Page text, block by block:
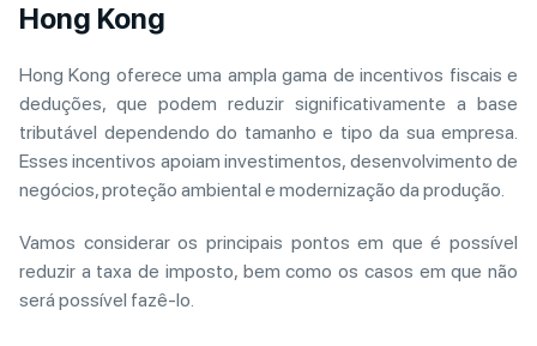
Hong Kong
Hong Kong oferece uma ampla gama de incentivos fiscais e
deduções, que podem reduzir significativamente a base
tributável dependendo do tamanho e tipo da sua empresa.
Esses incentivos apoiam investimentos, desenvolvimento de
negócios, proteção ambiental e modernização da produção.
Vamos considerar os principais pontos em que é possível
reduzir a taxa de imposto, bem como os casos em que não
será possível fazê-lo.